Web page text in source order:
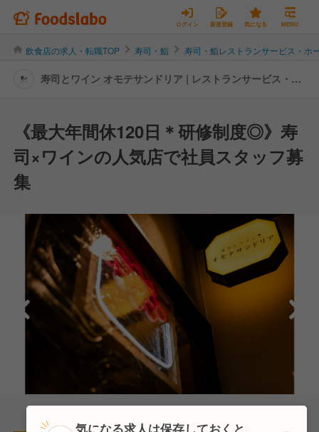
ログイン 新規登録 気になる MENU
飲食店の求人・転職TOP 寿司・鮨 寿司・鮨レストランサービス・ホ
寿司とワイン オモテサンドリア | レストランサービス・ホ
《最大年間休120日＊研修制度◎》寿
司×ワインの人気店で社員スタッフ募
集
気になる求人は保存しておくと、